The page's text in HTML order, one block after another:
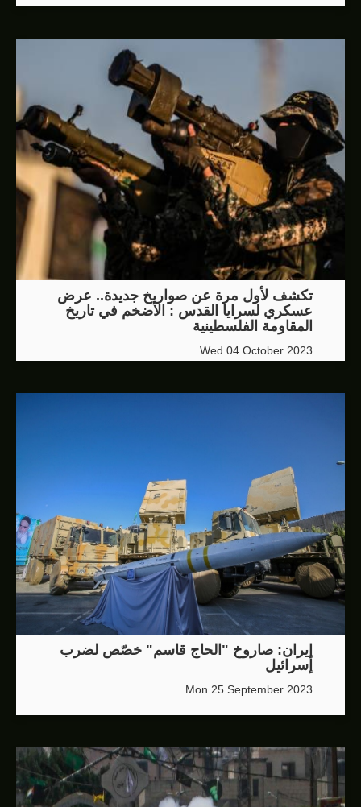
تكشف لأول مرة عن صواريخ جديدة.. عرض
عسكري لسرايا القدس : الأضخم في تاريخ
المقاومة الفلسطينية
Wed 04 October 2023
إيران: صاروخ "الحاج قاسم" خصّص لضرب
إسرائيل
Mon 25 September 2023